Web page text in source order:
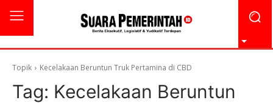
Topik Kecelakaan Beruntun Truk Pertamina di CBD
Tag: Kecelakaan Beruntun